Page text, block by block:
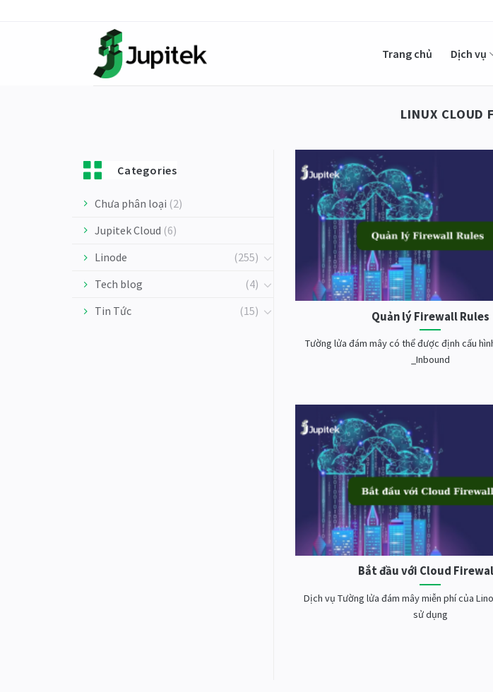
Trang chủ Dịch vụ
LINUX CLOUD
Categories
Chưa phân loại (2)
Jupitek Cloud (6)
Linode
(255)
Tech blog
(4)
Tin Tức
(15) Quản lý Firewall Rules
Tường lửa đám mây có thể được định cấu
_Inbound
Bắt đầu với Cloud
Dịch vụ Tường lửa đám mây miễn phí của
sử dụng